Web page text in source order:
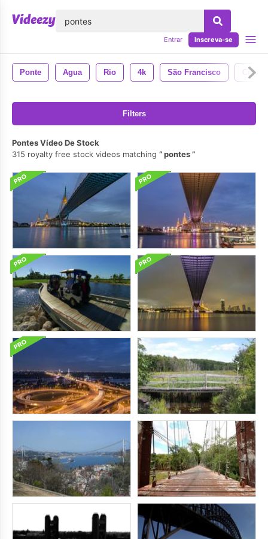
Entrar Inscreva-se
Ponte Agua Rio 4k São Francisco Cidade
Filters
Pontes Vídeo De Stock
315 royalty free stock videos matching
pontes